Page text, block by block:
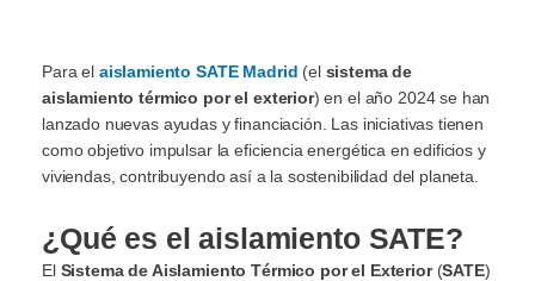
Para el aislamiento SATE Madrid (el sistema de
aislamiento térmico por el exterior) en el año 2024 se han
lanzado nuevas ayudas y financiación. Las iniciativas tienen
como objetivo impulsar la eficiencia energética en edificios y
viviendas, contribuyendo así a la sostenibilidad del planeta.
¿Qué es el aislamiento SATE?
El Sistema de Aislamiento Térmico por el Exterior(SATE)